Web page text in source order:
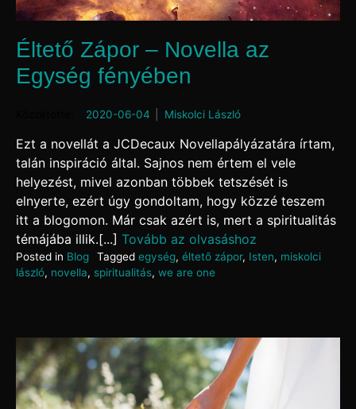
Éltető Zápor – Novella az
Egység fényében
2020-06-04by Miskolci László
Ezt a novellát a JCDecaux Novellapályázatára írtam,
talán inspiráció által. Sajnos nem értem el vele
helyezést, mivel azonban többek tetszését is
elnyerte, ezért úgy gondoltam, hogy közzé teszem
itt a blogomon. Már csak azért is, mert a spiritualitás
témájába illik.[...] Tovább az olvasáshoz
Posted in Blog Tagged egység, éltető zápor, Isten, miskolci
lászló, novella, spiritualitás, we are one